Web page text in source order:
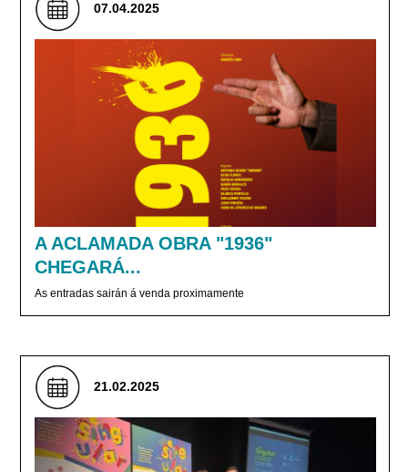
07.04.2025
A ACLAMADA OBRA "1936"
CHEGARÁ...
As entradas sairán á venda proximamente
21.02.2025